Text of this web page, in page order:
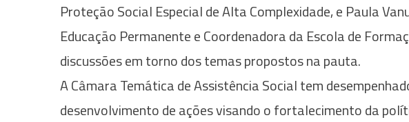
Proteção Social Especial de Alta Complexidade, e Paula
Educação Permanente e Coordenadora da Escola de
discussões em torno dos temas propostos na pauta.
A Câmara Temática de Assistência Social tem
desenvolvimento de ações visando o fortalecimento da